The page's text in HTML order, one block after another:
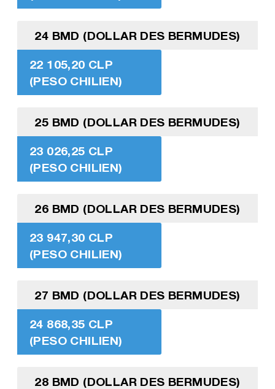
24 BMD (DOLLAR DES BERMUDES)
22 105,20 CLP
(PESO CHILIEN)
25 BMD (DOLLAR DES BERMUDES)
23 026,25 CLP
(PESO CHILIEN)
26 BMD (DOLLAR DES BERMUDES)
23 947,30 CLP
(PESO CHILIEN)
27 BMD (DOLLAR DES BERMUDES)
24 868,35 CLP
(PESO CHILIEN)
28 BMD (DOLLAR DES BERMUDES)